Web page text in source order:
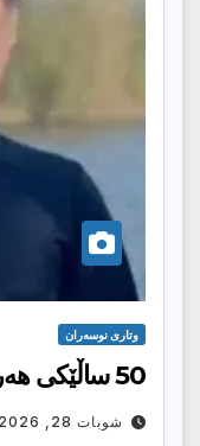
وتارى نوسەران
50 ساڵێکی هەرزەکار…
شوبات 28, 2026